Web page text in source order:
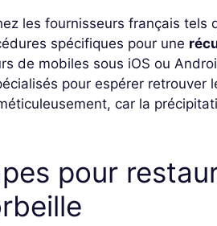
les fournisseurs français tels
spécifiques pour une
de mobiles sous iOS ou
pour espérer retrouver
car la
pour